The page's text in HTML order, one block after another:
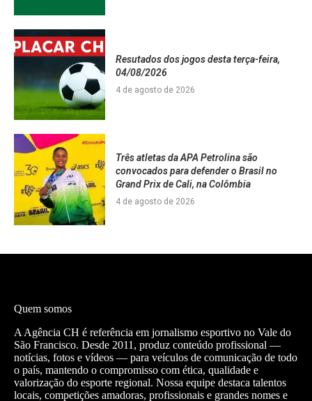
Resutados dos jogos desta terça-feira,
04/08/2026
4 de agosto de 2026
Três atletas da APA Petrolina são
convocados para defender o Brasil no
Grand Prix de Cali, na Colômbia
4 de agosto de 2026
Quem somos
A Agência CH é referência em jornalismo esportivo no Vale do
São Francisco. Desde 2011, produz conteúdo profissional —
notícias, fotos e vídeos — para veículos de comunicação de todo
o país, mantendo o compromisso com ética, qualidade e
valorização do esporte regional. Nossa equipe destaca talentos
locais, competições amadoras, profissionais e grandes nomes e